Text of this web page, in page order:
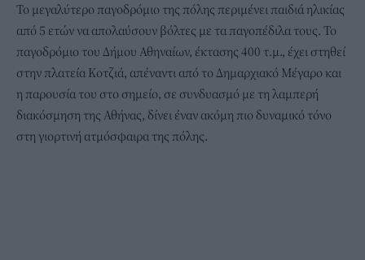
Το μεγαλύτερο παγοδρόμιο της πόλης περιμένει παιδιά ηλικίας
από 5 ετών να απολαύσουν βόλτες με τα παγοπέδιλα τους. Το
παγοδρόμιο του Δήμου Αθηναίων, έκτασης 400 τ.μ., έχει στηθεί
στην πλατεία Κοτζιά, απέναντι από το Δημαρχιακό Μέγαρο και
η παρουσία του στο σημείο, σε συνδυασμό με τη λαμπερή
διακόσμηση της Αθήνας, δίνει έναν ακόμη πιο δυναμικό τόνο
στη γιορτινή ατμόσφαιρα της πόλης.